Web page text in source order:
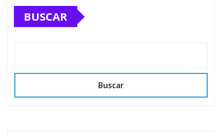
BUSCAR
Buscar